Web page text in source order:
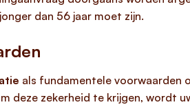
dan 56 jaar moet zijn.
als fundamentele voorwaarden
deze zekerheid te krijgen, wordt